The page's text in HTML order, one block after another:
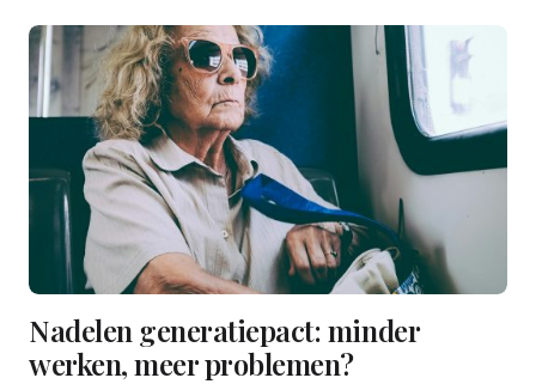
Nadelen generatiepact: minder
werken, meer problemen?